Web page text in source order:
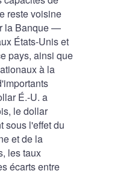
reste voisine
la Banque —
États-Unis et
pays, ainsi que
à la
É.-U. a
le dollar
sous l'effet du
et de la
les taux
écarts entre